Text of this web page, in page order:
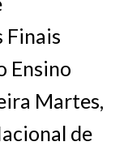
Finais
Ensino
Martes,
de